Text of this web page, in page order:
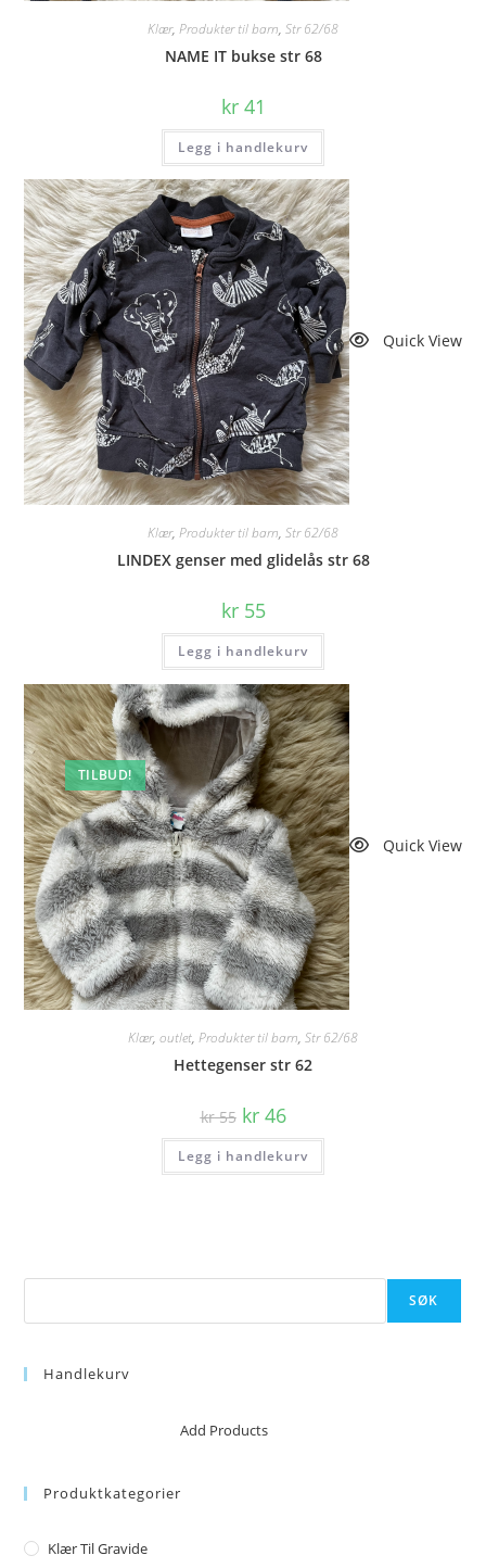
Klær, Produkter til barn, Str 62/68
NAME IT bukse str 68
kr41
Legg i handlekurv
Quick View
Klær, Produkter til barn, Str 62/68
LINDEX genser med glidelås str 68
kr55
Legg i handlekurv
TILBUD!
Quick View
Klær, outlet, Produkter til barn, Str 62/68
Hettegenser str 62
kr55 Opprinnelig
pris
var:
kr 55.
kr46Nåværende
pris
er:
kr 46.
Legg i handlekurv
SØK
Handlekurv
No products in the cart.Add Products
Produktkategorier
Klær Til Gravide